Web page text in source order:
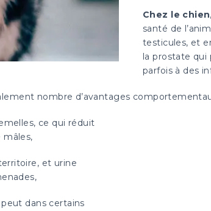
Chez le chien
santé de
testicules, et
la prostate qui
parfois à des
nombre d’avantages
ce qui réduit
mâles,
et urine
dans certains